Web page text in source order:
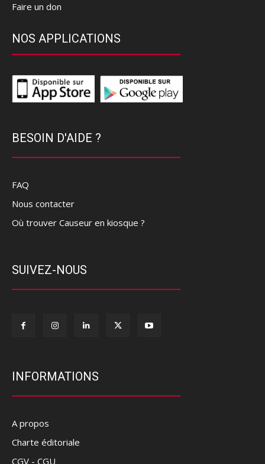
Faire un don
NOS APPLICATIONS
BESOIN D'AIDE ?
FAQ
Nous contacter
Où trouver Causeur en kiosque ?
SUIVEZ-NOUS
INFORMATIONS
A propos
Charte éditoriale
CGV - CGU